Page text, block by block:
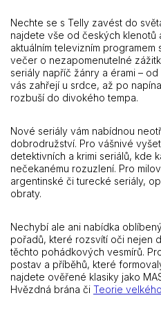
Nechte se s Telly zavést do
najdete vše od českých klenotů
aktuálním televizním
večer o nezapomenutelné
seriály napříč žánry a érami –
vás zahřejí u srdce, až po
rozbuší do divokého tempa.
Nové seriály vám nabídnou
dobrodružství. Pro vášnivé
detektivních a krimi seriálů, kde
nečekanému rozuzlení. Pro
argentinské či turecké seriály,
obraty.
Nechybí ale ani nabídka
pořadů, které rozsvítí oči nejen
těchto pohádkových vesmírů.
postav a příběhů, které
najdete ověřené klasiky jako
Hvězdná brána či Teorie